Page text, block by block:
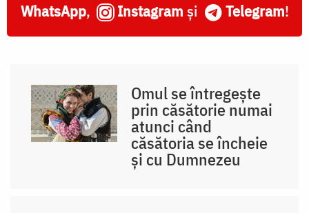
WhatsApp, Instagram și Telegram!
Omul se întregește
prin căsătorie numai
atunci când
căsătoria se încheie
și cu Dumnezeu